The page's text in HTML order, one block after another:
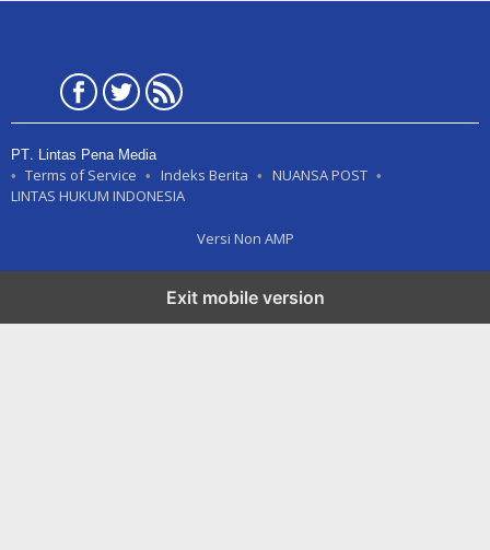
PT. Lintas Pena Media
Terms of Service Indeks Berita
NUANSA POST
LINTAS HUKUM INDONESIA
Versi Non AMP
Exit mobile version